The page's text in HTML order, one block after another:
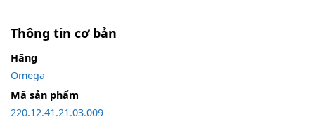
Thông tin cơ bản
Hãng
Omega
Mã sản phẩm
220.12.41.21.03.009